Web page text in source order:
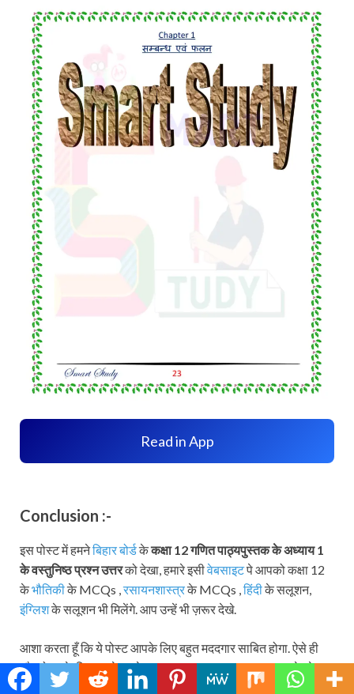
Read in App
Conclusion :-
इस पोस्ट में हमनेबिहार बोर्डकेकक्षा 12 गणित पाठ्यपुस्तकके अध्याय 1
के वस्तुनिष्ठ प्रश्न उत्तरको देखा, हमारे इसीवेबसाइटपे आपको कक्षा 12
केभौतिकीके MCQs ,रसायनशास्त्रके MCQs ,हिंदीके सलूशन,
इंग्लिशके सलूशन भी मिलेंगे. आप उन्हें भी ज़रूर देखे.
आशा करता हूँ कि ये पोस्ट आपके लिए बहुत मददगार साबित होगा. ऐसे ही
और पोस्ट के लिए हमारे इस वेबसाइटOur Smart Studyपर आते रहे.
साथ ही Notification के bell को दबाकर हमारे वेबसाइट को